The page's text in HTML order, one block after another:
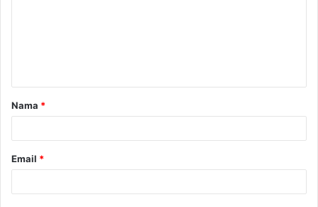
a
r
Nama *
Email *